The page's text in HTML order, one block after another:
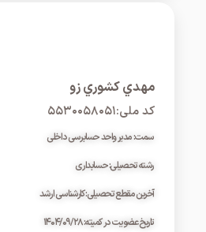
مهدي کشوري زو
کد ملی:۵۵۳۰۰۵۸۰۵۱
سمت: مدیر واحد حسابرسی داخلی
رشته تحصیلی: حسابداری
آخرین مقطع تحصیلی: کارشناسی ارشد
تاریخ عضویت در کمیته: ۱۴۰۴/۰۹/۲۸